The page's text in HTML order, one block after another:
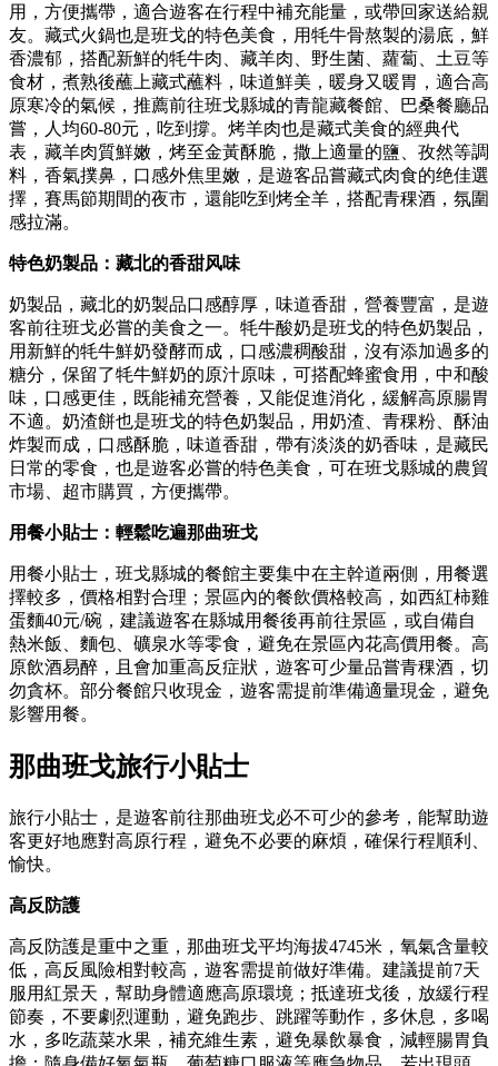
用，方便攜帶，適合遊客在行程中補充能量，或帶回家送給親
友。藏式火鍋也是班戈的特色美食，用牦牛骨熬製的湯底，鮮
香濃郁，搭配新鮮的牦牛肉、藏羊肉、野生菌、蘿蔔、土豆等
食材，煮熟後蘸上藏式蘸料，味道鮮美，暖身又暖胃，適合高
原寒冷的氣候，推薦前往班戈縣城的青龍藏餐館、巴桑餐廳品
嘗，人均60-80元，吃到撐。烤羊肉也是藏式美食的經典代
表，藏羊肉質鮮嫩，烤至金黃酥脆，撒上適量的鹽、孜然等調
料，香氣撲鼻，口感外焦里嫩，是遊客品嘗藏式肉食的绝佳選
擇，賽馬節期間的夜市，還能吃到烤全羊，搭配青稞酒，氛圍
感拉滿。
特色奶製品 ： 藏北的香甜风味
奶製品，藏北的奶製品口感醇厚，味道香甜，營養豐富，是遊
客前往班戈必嘗的美食之一。牦牛酸奶是班戈的特色奶製品，
用新鮮的牦牛鮮奶發酵而成，口感濃稠酸甜，沒有添加過多的
糖分，保留了牦牛鮮奶的原汁原味，可搭配蜂蜜食用，中和酸
味，口感更佳，既能補充營養，又能促進消化，緩解高原腸胃
不適。奶渣餅也是班戈的特色奶製品，用奶渣、青稞粉、酥油
炸製而成，口感酥脆，味道香甜，帶有淡淡的奶香味，是藏民
日常的零食，也是遊客必嘗的特色美食，可在班戈縣城的農貿
市場、超市購買，方便攜帶。
用餐小貼士 ： 輕鬆吃遍那曲班戈
用餐小貼士，班戈縣城的餐館主要集中在主幹道兩側，用餐選
擇較多，價格相對合理；景區內的餐飲價格較高，如西紅柿雞
蛋麵40元/碗，建議遊客在縣城用餐後再前往景區，或自備自
熱米飯、麵包、礦泉水等零食，避免在景區內花高價用餐。高
原飲酒易醉，且會加重高反症狀，遊客可少量品嘗青稞酒，切
勿貪杯。部分餐館只收現金，遊客需提前準備適量現金，避免
影響用餐。
那曲班戈旅行小貼士
旅行小貼士，是遊客前往那曲班戈必不可少的參考，能幫助遊
客更好地應對高原行程，避免不必要的麻煩，確保行程順利、
愉快。
高反防護
高反防護是重中之重，那曲班戈平均海拔4745米，氧氣含量較
低，高反風險相對較高，遊客需提前做好準備。建議提前7天
服用紅景天，幫助身體適應高原環境；抵達班戈後，放緩行程
節奏，不要劇烈運動，避免跑步、跳躍等動作，多休息，多喝
水，多吃蔬菜水果，補充維生素，避免暴飲暴食，減輕腸胃負